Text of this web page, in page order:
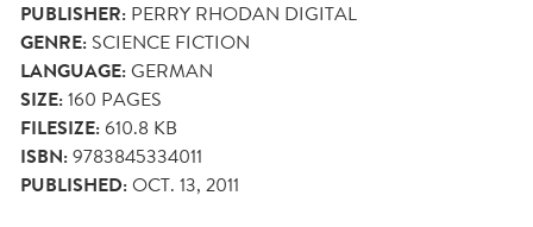
PUBLISHER: PERRY RHODAN DIGITAL
GENRE: SCIENCE FICTION
LANGUAGE:GERMAN
SIZE:160 PAGES
FILESIZE:610.8 KB
ISBN:9783845334011
PUBLISHED:OCT. 13, 2011